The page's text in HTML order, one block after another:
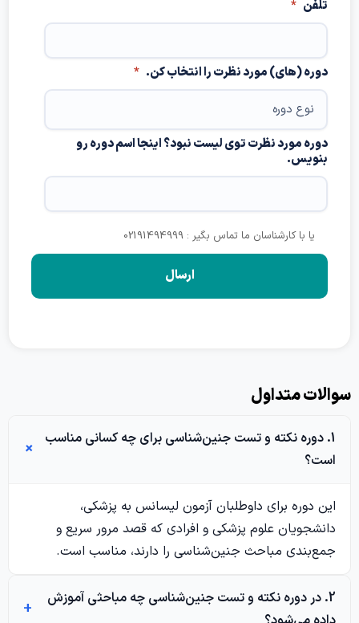
(های) مورد نظرت را انتخاب کن. *
مورد نظرت توی لیست نبود؟ اینجا اسم دوره رو
یا با کارشناسان ما تماس بگیر : 02191494999
متداول
نکته و تست جنین‌شناسی برای چه کسانی مناسب
برای داوطلبان آزمون لیسانس به پزشکی،
علوم پزشکی و افرادی که قصد مرور سریع و
مباحث جنین‌شناسی را دارند، مناسب است.
دوره نکته و تست جنین‌شناسی چه مباحثی آموزش